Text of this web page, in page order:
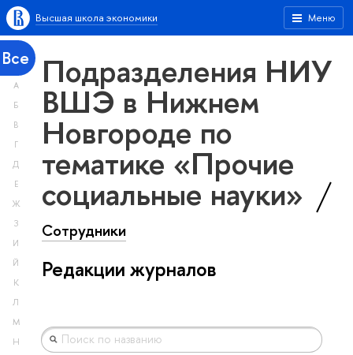
Меню
Высшая школа экономики
Все
А
Б
В
Г
Д
Е
Ж
З
И
Й
К
Л
М
Н
Подразделения НИУ
ВШЭ в Нижнем
Новгороде по
тематике «Прочие
социальные науки»
Сотрудники
Редакции журналов